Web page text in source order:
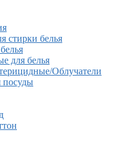
стирки белья
для белья
Облучатели
посуды